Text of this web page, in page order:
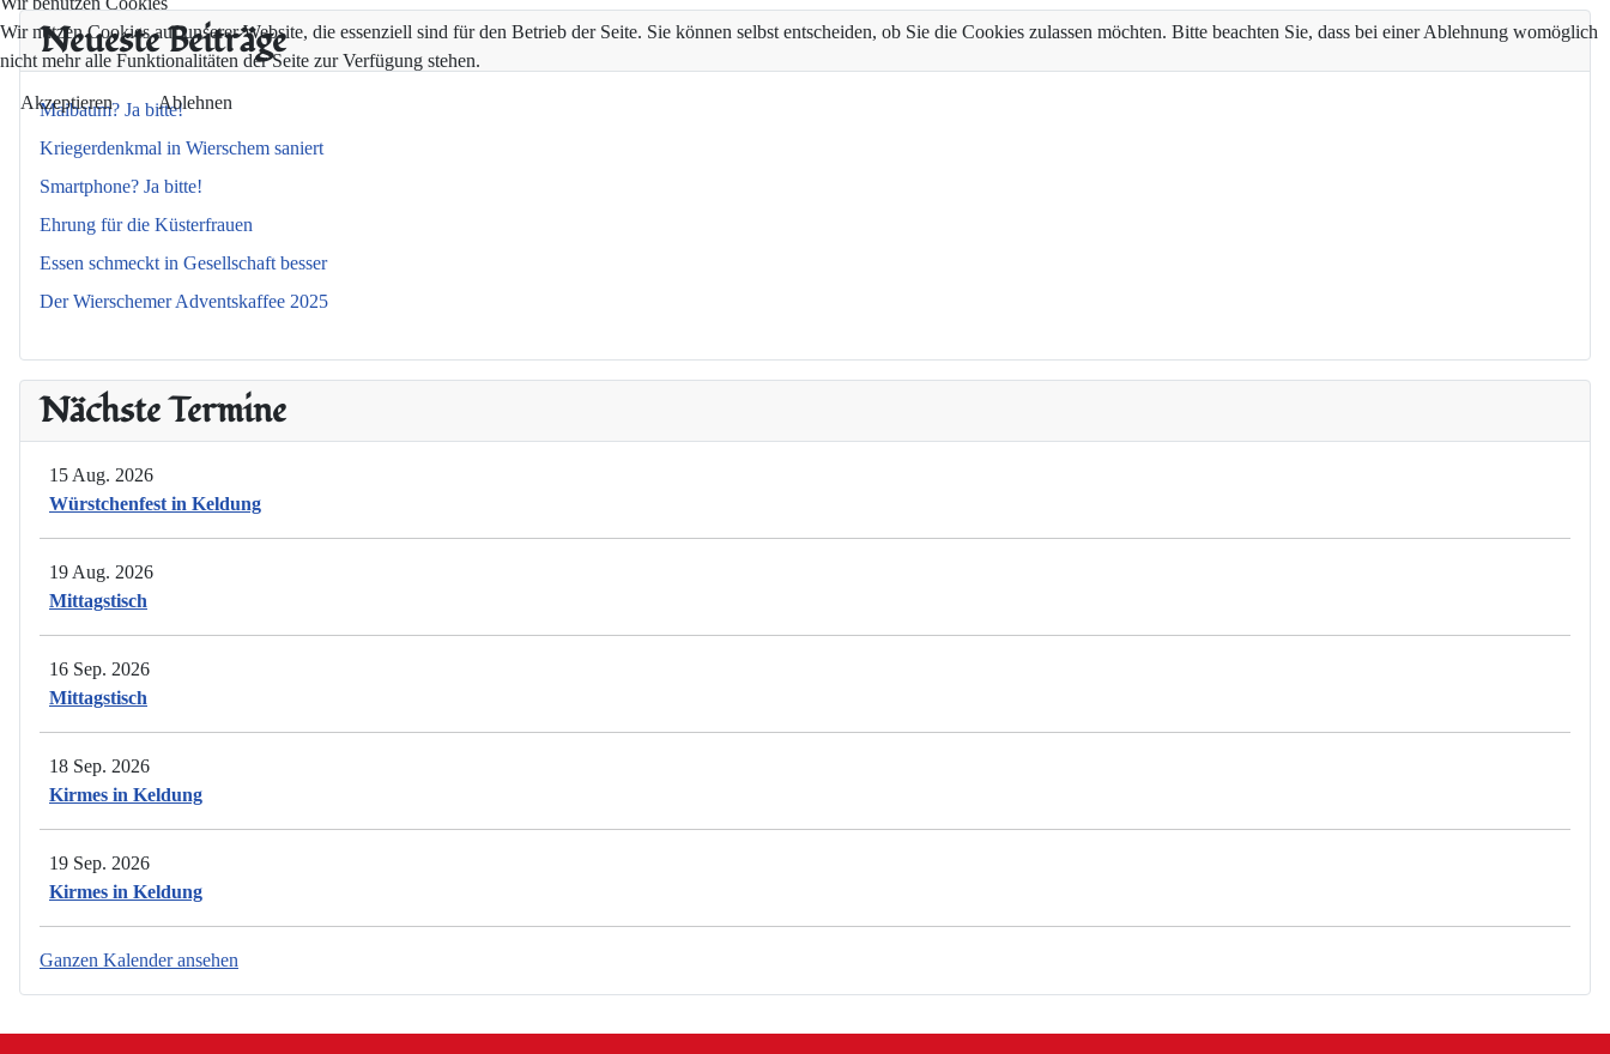
Neueste Beiträge
Maibaum? Ja bitte!
Kriegerdenkmal in Wierschem saniert
Smartphone? Ja bitte!
Ehrung für die Küsterfrauen
Essen schmeckt in Gesellschaft besser
Der Wierschemer Adventskaffee 2025
Nächste Termine
15 Aug. 2026
Würstchenfest in Keldung
19 Aug. 2026
Mittagstisch
16 Sep. 2026
Mittagstisch
18 Sep. 2026
Kirmes in Keldung
19 Sep. 2026
Kirmes in Keldung
Ganzen Kalender ansehen
Wir nutzen Cookies auf unserer Website, die essenziell sind für den Betrieb der Seite. Sie können selbst entscheiden, ob Sie die Cookies zulassen möchten. Bitte beachten Sie, dass bei einer Ablehnung womöglich
nicht mehr alle Funktionalitäten der Seite zur Verfügung stehen.
Akzeptieren Ablehnen